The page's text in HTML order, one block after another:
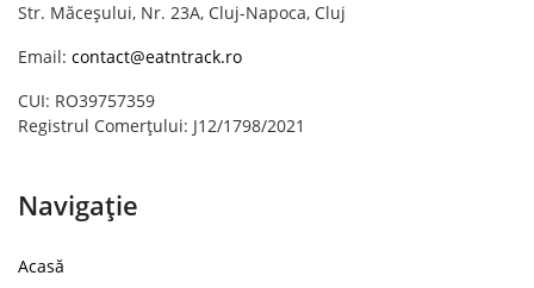
Str. Măceșului, Nr. 23A, Cluj-Napoca, Cluj
Email: contact@eatntrack.ro
CUI: RO39757359
Registrul Comerțului: J12/1798/2021
Navigație
Acasă